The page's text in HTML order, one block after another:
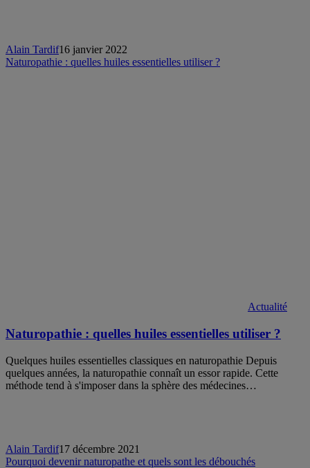
Alain Tardif16 janvier 2022
Naturopathie : quelles huiles essentielles utiliser ?
Actualité
Naturopathie : quelles huiles essentielles utiliser ?
Quelques huiles essentielles classiques en naturopathie Depuis
quelques années, la naturopathie connaît un essor rapide. Cette
méthode tend à s'imposer dans la sphère des médecines…
Alain Tardif17 décembre 2021
Pourquoi devenir naturopathe et quels sont les débouchés